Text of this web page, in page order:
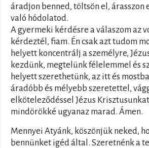
áradjon benned, töltsön el, árasszon
való hódolatod.
A gyermeki kérdésre a válaszom az
kérdeztél, fiam. Én csak azt tudom
helyett koncentrálj a személyre,
kezdünk, megtelünk félelemmel és
helyett szerethetünk, az itt és
áradóbb és mélyebb szeretettel,
elköteleződéssel Jézus
mindörökké ugyanaz marad. Ámen.
Mennyei Atyánk, köszönjük neked,
bennünket igéd által. Szeretnénk a